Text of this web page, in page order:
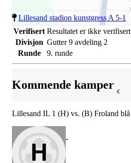
Lillesand stadion kunstgress A 5-1
Verifisert Resultatet er ikke verifisert
Divisjon Gutter 9 avdeling 2
Runde
9. runde
Kommende kamper
Lillesand IL 1 (H) vs. (B) Froland blå
-